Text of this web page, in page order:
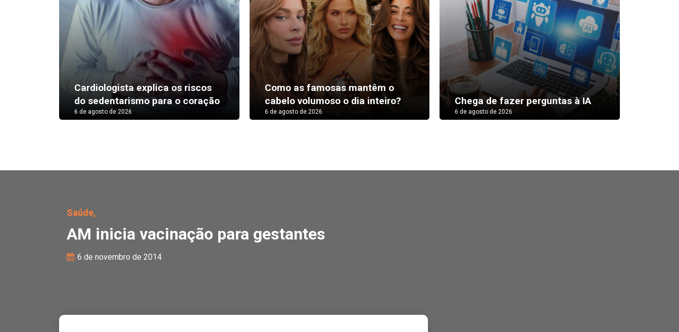
Cardiologista explica os riscos
do sedentarismo para o coração
6 de agosto de 2026
Como as famosas mantêm o
cabelo volumoso o dia inteiro?
6 de agosto de 2026
Chega de fazer perguntas à IA
6 de agosto de 2026
Saúde,
AM inicia vacinação para gestantes
6 de novembro de 2014